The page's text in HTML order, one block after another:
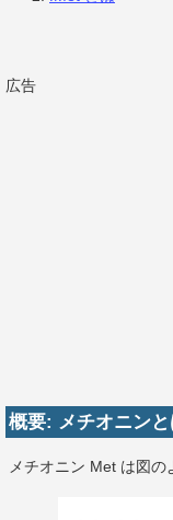
広告
概要: メチオニン
メチオニン Met は図の